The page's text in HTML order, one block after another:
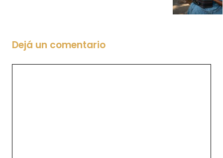
Dejá un comentario